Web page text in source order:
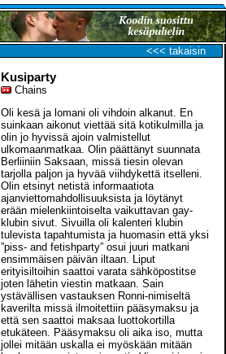
<<< takaisin
Kusiparty
Chains
Oli kesä ja lomani oli vihdoin alkanut. En
suinkaan aikonut viettää sitä kotikulmilla ja
olin jo hyvissä ajoin valmistellut
ulkomaanmatkaa. Olin päättänyt suunnata
Berliiniin Saksaan, missä tiesin olevan
tarjolla paljon ja hyvää viihdykettä itselleni.
Olin etsinyt netistä informaatiota
ajanviettomahdollisuuksista ja löytänyt
erään mielenkiintoiselta vaikuttavan gay-
klubin sivut. Sivuilla oli kalenteri klubin
tulevista tapahtumista ja huomasin että yksi
”piss- and fetishparty” osui juuri matkani
ensimmäisen päivän iltaan. Liput
erityisiltoihin saattoi varata sähköpostitse
joten lähetin viestin matkaan. Sain
ystävällisen vastauksen Ronni-nimiseltä
kaverilta missä ilmoitettiin pääsymaksu ja
että sen saattoi maksaa luottokortilla
etukäteen. Pääsymaksu oli aika iso, mutta
jollei mitään uskalla ei myöskään mitään